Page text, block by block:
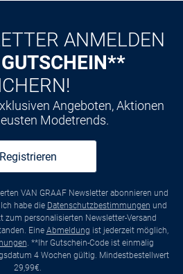
ANMELDEN
Angeboten, Aktionen
Modetrends.
Registrieren
VAN GRAAF Newsletter abonnieren und
habe die Datenschutzbestimmungen und
zum personalisierten Newsletter-Versand
Eine Abmeldung ist jederzeit möglich,
. **Ihr Gutschein-Code ist einmalig
4 Wochen gültig. Mindestbestellwert
29,99€.